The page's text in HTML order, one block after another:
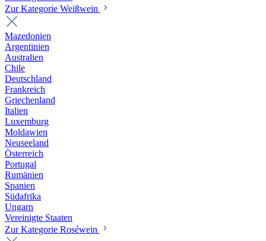
Zur Kategorie Weißwein
Mazedonien
Argentinien
Australien
Chile
Deutschland
Frankreich
Griechenland
Italien
Luxemburg
Moldawien
Neuseeland
Österreich
Portugal
Rumänien
Spanien
Südafrika
Ungarn
Vereinigte Staaten
Zur Kategorie Roséwein